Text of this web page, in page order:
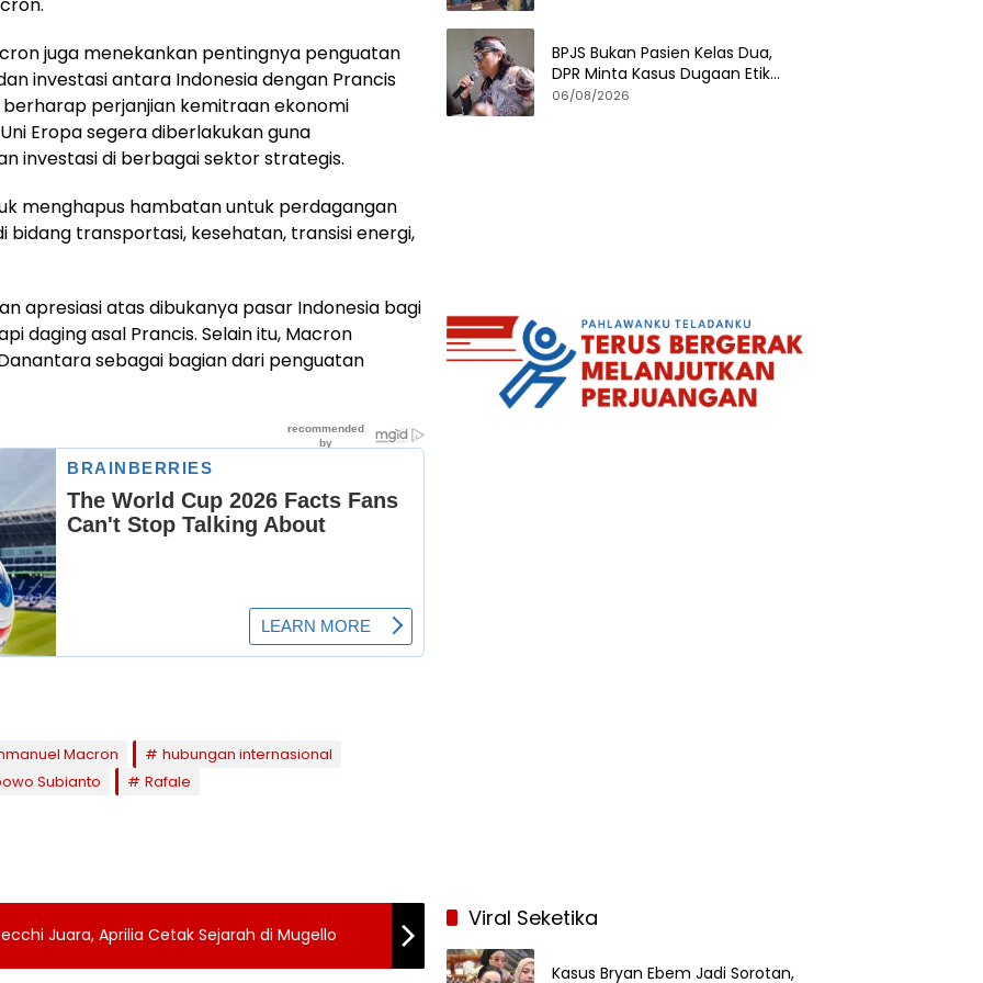
juga menekankan pentingnya penguatan
investasi antara Indonesia dengan Prancis
berharap perjanjian kemitraan ekonomi
Eropa segera diberlakukan guna
investasi di berbagai sektor strategis.
menghapus hambatan untuk perdagangan
transportasi, kesehatan, transisi energi,
apresiasi atas dibukanya pasar Indonesia bagi
daging asal Prancis. Selain itu, Macron
sebagai bagian dari penguatan
Macron
hubungan internasional
Subianto
Rafale
Juara, Aprilia Cetak Sejarah di Mugello
BPJS Bukan Pasien Kelas Dua,
DPR Minta Kasus Dugaan Etik
Tenaga Kesehatan Diusut
06/08/2026
Viral Seketika
Kasus Bryan Ebem Jadi Sorotan,